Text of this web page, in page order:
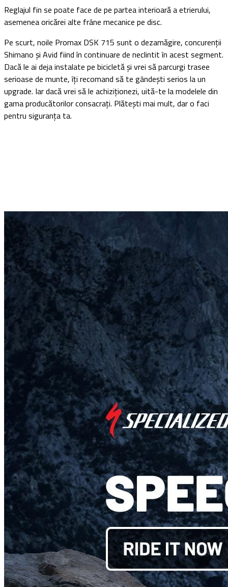
Reglajul fin se poate face de pe partea interioară a etrierului,
asemenea oricărei alte frâne mecanice pe disc.
Pe scurt, noile Promax DSK 715 sunt o dezamăgire, concurenții
Shimano și Avid fiind în continuare de neclintit în acest segment.
Dacă le ai deja instalate pe bicicletă și vrei să parcurgi trasee
serioase de munte, îți recomand să te gândești serios la un
upgrade. Iar dacă vrei să le achiziționezi, uită-te la modelele din
gama producătorilor consacrați. Plătești mai mult, dar o faci
pentru siguranța ta.